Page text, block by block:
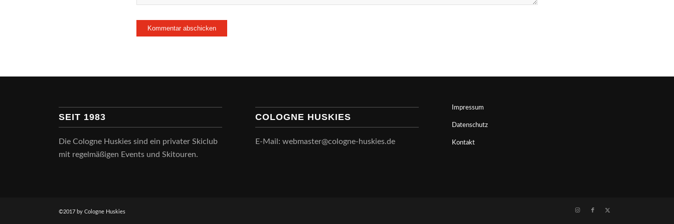
SEIT 1983
Die Cologne Huskies sind ein privater Skiclub
mit regelmäßigen Events und Skitouren.
COLOGNE HUSKIES
E-Mail: webmaster@cologne-huskies.de
Impressum
Datenschutz
Kontakt
©2017 by Cologne Huskies